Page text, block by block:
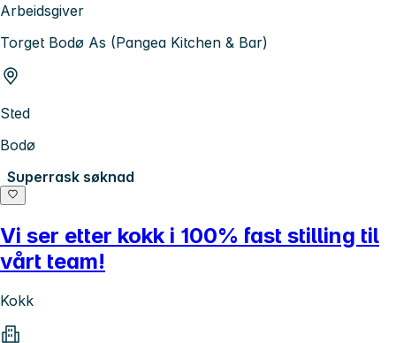
Arbeidsgiver
Torget Bodø As (Pangea Kitchen & Bar)
Sted
Bodø
Superrask søknad
Vi ser etter kokk i 100% fast stilling til
vårt team!
Kokk